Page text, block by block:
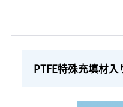
PTFE特殊充填材入